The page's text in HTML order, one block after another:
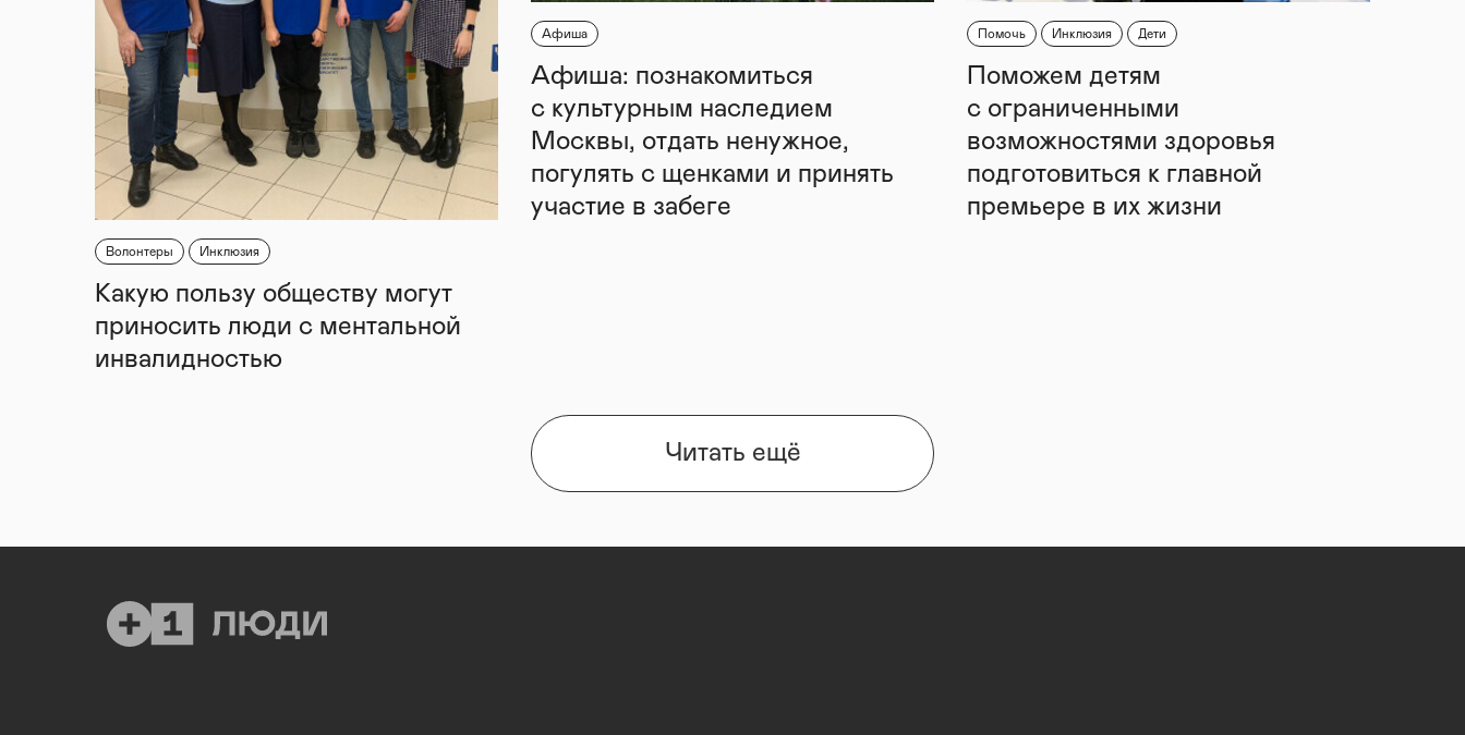
Волонтеры Инклюзия
Какую пользу обществу могут
приносить люди с ментальной
инвалидностью
Афиша
Афиша: познакомиться
с культурным наследием
Москвы, отдать ненужное,
погулять с щенками и принять
участие в забеге
Помочь Инклюзия Дети
Поможем детям
с ограниченными
возможностями здоровья
подготовиться к главной
премьере в их жизни
Читать ещё